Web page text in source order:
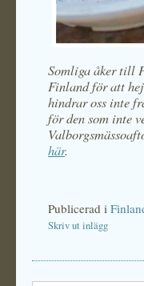
Somliga åker till
Finland för att
hindrar oss inte
för den som inte
här.
Publicerad i
Skriv ut inlägg